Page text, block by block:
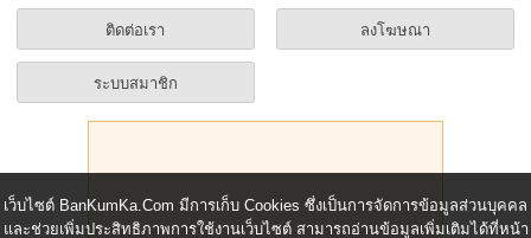
ติดต่อเรา ลงโฆษณา
ระบบสมาชิก
เว็บไซต์ BanKumKa.Com มีการเก็บ Cookies ซึ่งเป็นการจัดการข้อมูลส่วนบุคคล
และช่วยเพิ่มประสิทธิภาพการใช้งานเว็บไซต์ สามารถอ่านข้อมูลเพิ่มเติมได้ที่หน้า